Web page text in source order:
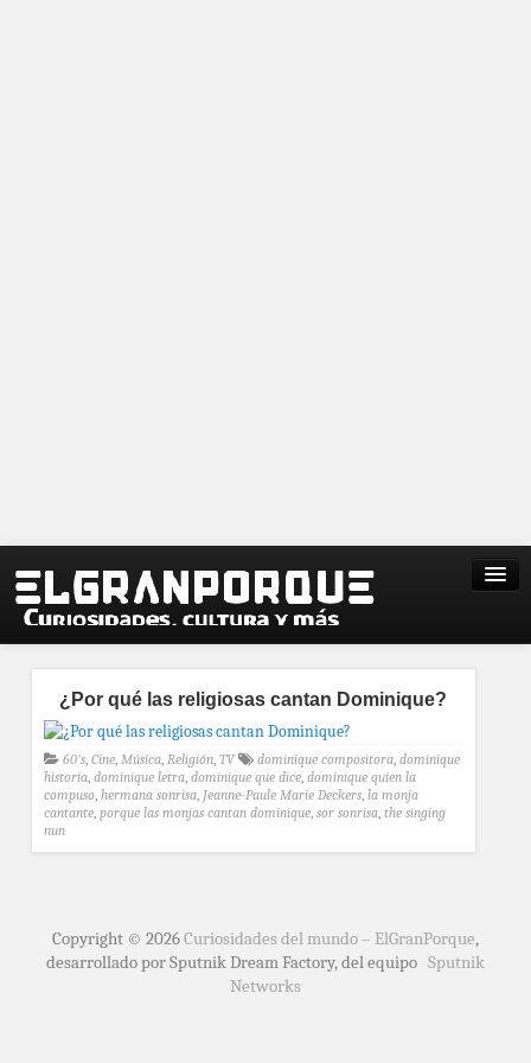
¿Por qué las religiosas cantan Dominique?
60's, Cine, Música, Religión, TV dominique compositora, dominique
historia, dominique letra, dominique que dice, dominique quien la
compuso, hermana sonrisa, Jeanne-Paule Marie Deckers, la monja
cantante, porque las monjas cantan dominique, sor sonrisa, the singing
nun
Copyright © 2026Curiosidades del mundo – ElGranPorque,
desarrollado por Sputnik Dream Factory, del equipo Sputnik
Networks